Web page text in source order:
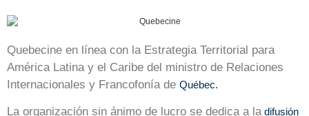
Quebecine en línea con la Estrategia Territorial para
América Latina y el Caribe del ministro de Relaciones
Internacionales y Francofonía de Québec.
La organización sin ánimo de lucro se dedica a la difusión